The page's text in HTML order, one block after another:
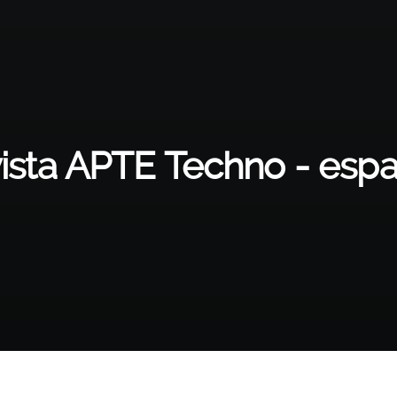
APTE Techno -